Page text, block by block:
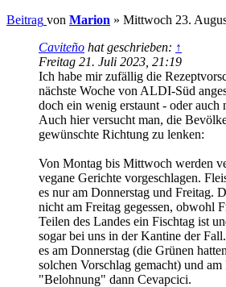
Beitrag von Marion » Mittwoch 23.
Caviteño hat geschrieben: ↑
Freitag 21. Juli 2023, 21:19
Ich habe mir zufällig die
nächste Woche von ALDI-Süd
doch ein wenig erstaunt - oder auch
Auch hier versucht man, die
gewünschte Richtung zu lenken:
Von Montag bis Mittwoch werden
vegane Gerichte vorgeschlagen.
es nur am Donnerstag und Freitag.
nicht am Freitag gegessen, obwohl
Teilen des Landes ein Fischtag ist
sogar bei uns in der Kantine der
es am Donnerstag (die Grünen
solchen Vorschlag gemacht) und
"Belohnung" dann Cevapcici.